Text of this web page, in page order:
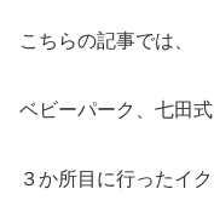
こちらの記事では、
ベビーパーク、七田式
３か所目に行ったイ